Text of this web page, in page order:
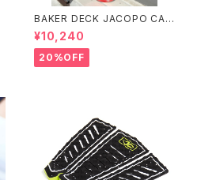
BAKER DECK JACOPO CAR
OZZI BRAND LOGO 8.25 ベ
イカー デッキ ジェイコープ ブ
ランド ロゴ スケートボード
スケボー
¥10,240
20%OFF